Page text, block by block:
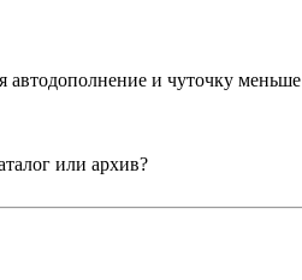
автодополнение и чуточку меньше
или архив?